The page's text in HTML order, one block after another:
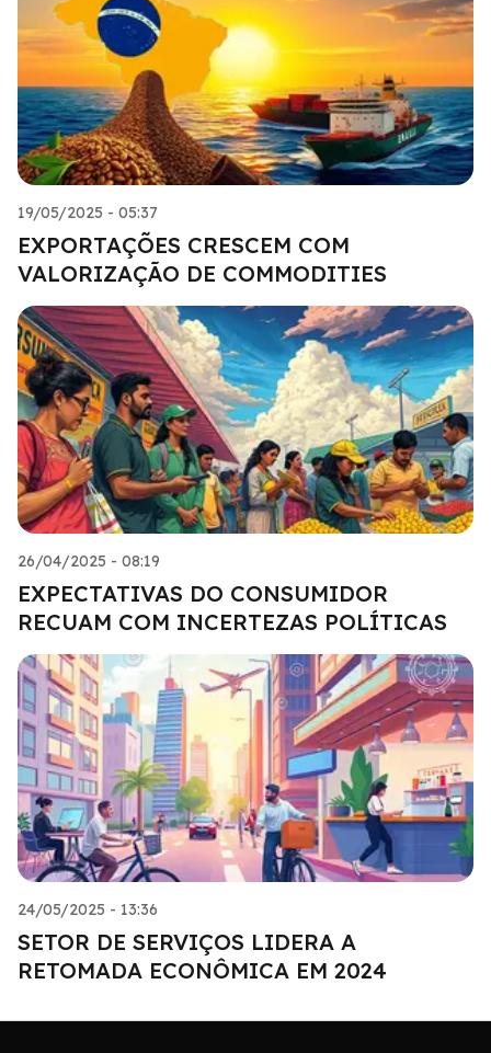
19/05/2025 - 05:37
EXPORTAÇÕES CRESCEM COM
VALORIZAÇÃO DE COMMODITIES
26/04/2025 - 08:19
EXPECTATIVAS DO CONSUMIDOR
RECUAM COM INCERTEZAS POLÍTICAS
24/05/2025 - 13:36
SETOR DE SERVIÇOS LIDERA A
RETOMADA ECONÔMICA EM 2024